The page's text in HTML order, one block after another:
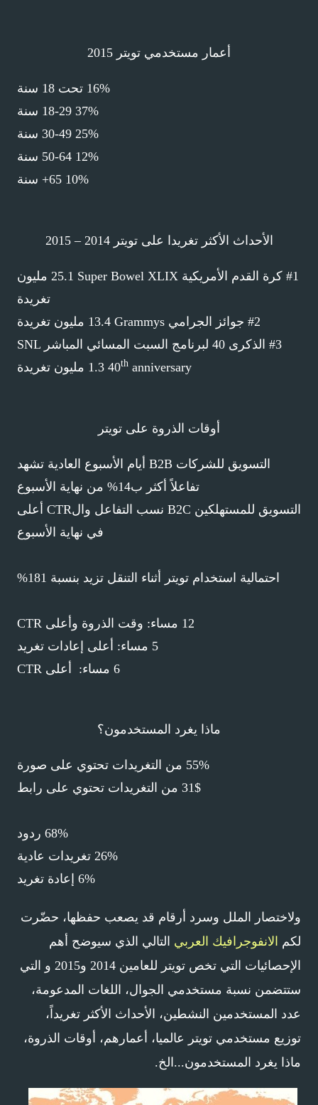
أعمار مستخدمي تويتر 2015
16% تحت 18 سنة
37% 18-29 سنة
25% 30-49 سنة
12% 50-64 سنة
10% 65+ سنة
الأحداث الأكثر تغريدا على تويتر 2014 – 2015
#1 كرة القدم الأمريكية Super Bowel XLIX
25.1 مليون
تغريدة
#2 جوائز الجرامي
Grammys
#3 الذكرى 40 لبرنامج السبت المسائي المباشر
SNL
40th anniversary
أوقات الذروة على تويتر
التسويق للشركات B2B أيام الأسبوع العادية تشهد
تفاعلاً أكثر ب14% من نهاية الأسبوع
التسويق للمستهلكين B2C نسب التفاعل والCTR أعلى
في نهاية الأسبوع
احتمالية استخدام تويتر أثناء التنقل تزيد بنسبة 181%
12 مساء: وقت الذروة وأعلى CTR
5 مساء:
أعلى إعادات تغريد
6 مساء:
أعلى CTR
ماذا يغرد المستخدمون؟
55% من التغريدات تحتوي على صورة
31$ من التغريدات تحتوي على رابط
68% ردود
26% تغريدات عادية
6% إعادة تغريد
ولاختصار الملل وسرد أرقام قد يصعب حفظها، حضّرت
لكم الانفوجرافيك العربي التالي الذي سيوضح أهم
الإحصائيات التي تخص تويتر للعامين 2014 و2015 و التي
ستتضمن نسبة مستخدمي الجوال، اللغات المدعومة،
عدد المستخدمين النشطين، الأحداث الأكثر تغريداً،
توزيع مستخدمي تويتر عالميا، أعمارهم، أوقات الذروة،
ماذا يغرد المستخدمون...الخ.